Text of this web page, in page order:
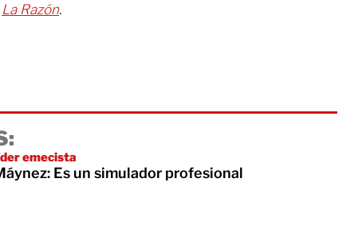
La Razón.
emecista
Es un simulador profesional